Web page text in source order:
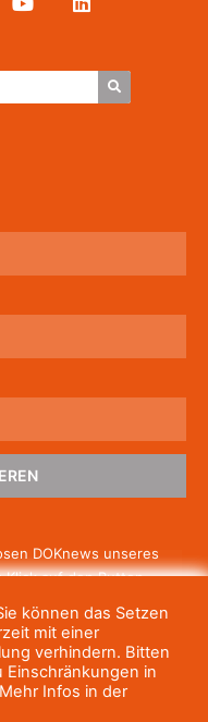
DOKnews unseres
Klick auf den Button
Wenn Sie unsere
wollen, können
können das Setzen
mit einer
verhindern. Bitten
Einschränkungen in
Infos in der